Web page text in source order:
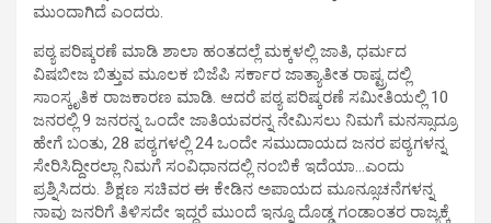
ಮುಂದಾಗಿದೆ ಎಂದರು.
ಪಠ್ಯ ಪರಿಷ್ಕರಣೆ ಮಾಡಿ ಶಾಲಾ ಹಂತದಲ್ಲೆ ಮಕ್ಕಳಲ್ಲಿ ಜಾತಿ, ಧರ್ಮದ
ವಿಷಬೀಜ ಬಿತ್ತುವ ಮೂಲಕ ಬಿಜೆಪಿ ಸರ್ಕಾರ ಜಾತ್ಯಾತೀತ ರಾಷ್ಟ್ರದಲ್ಲಿ
ಸಾಂಸ್ಕೃತಿಕ ರಾಜಕಾರಣ ಮಾಡಿ. ಆದರೆ ಪಠ್ಯ ಪರಿಷ್ಕರಣೆ ಸಮೀತಿಯಲ್ಲಿ 10
ಜನರಲ್ಲಿ 9 ಜನರನ್ನ ಒಂದೇ ಜಾತಿಯವರನ್ನ ನೇಮಿಸಲು ನಿಮಗೆ ಮನಸ್ಸಾದ್ರೂ
ಹೇಗೆ ಬಂತು, 28 ಪಠ್ಯಗಳಲ್ಲಿ 24 ಒಂದೇ ಸಮುದಾಯದ ಜನರ ಪಠ್ಯಗಳನ್ನ
ಸೇರಿಸಿದ್ದೀರಲ್ಲಾ ನಿಮಗೆ ಸಂವಿಧಾನದಲ್ಲಿ ನಂಬಿಕೆ ಇದೆಯಾ…ಎಂದು
ಪ್ರಶ್ನಿಸಿದರು. ಶಿಕ್ಷಣ ಸಚಿವರ ಈ ಕೇಡಿನ ಅಪಾಯದ ಮೂನ್ಸೂಚನೆಗಳನ್ನ
ನಾವು ಜನರಿಗೆ ತಿಳಿಸದೇ ಇದ್ದರೆ ಮುಂದೆ ಇನ್ನೂ ದೊಡ್ಡ ಗಂಡಾಂತರ ರಾಜ್ಯಕ್ಕೆ